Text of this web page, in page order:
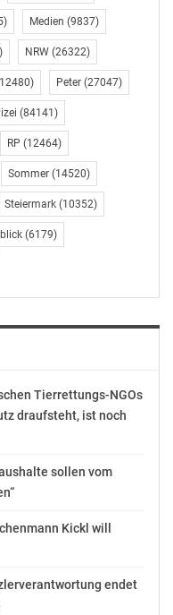
04.04.2018:
EUR 2.644.901,97 –
35 43 Zusatzzahl: 10
die 5er aufgeteilt
38 41 43
04.04.2018:
Medien (9837)
NRW (26322)
Peter (27047)
(84141)
RP (12464)
Sommer (14520)
Steiermark (10352)
(6179)
Tierrettungs-NGOs
draufsteht, ist noch
sollen vom
Kickl will
endet